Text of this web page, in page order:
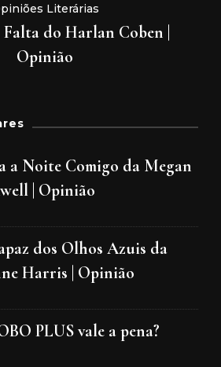
Literárias
do Harlan Coben |
Opinião
a Noite Comigo da Megan
| Opinião
dos Olhos Azuis da
Harris | Opinião
PLUS vale a pena?